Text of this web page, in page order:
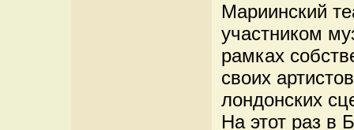
Мариинский
участником
рамках
своих
лондонских
На этот раз в